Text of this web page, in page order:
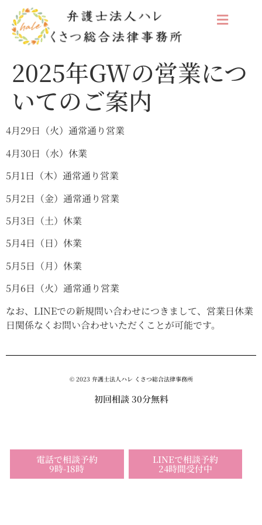
2025年GWの営業につ
いてのご案内
4月29日（火）通常通り営業
4月30日（水）休業
5月1日（木）通常通り営業
5月2日（金）通常通り営業
5月3日（土）休業
5月4日（日）休業
5月5日（月）休業
5月6日（火）通常通り営業
なお、LINEでの新規問い合わせにつきまして、営業日休業
日関係なくお問い合わせいただくことが可能です。
© 2023 弁護士法人ハレ くさつ総合法律事務所
初回相談 30分無料
電話で相談予約
9時-18時
LINEで相談予約
24時間受付中